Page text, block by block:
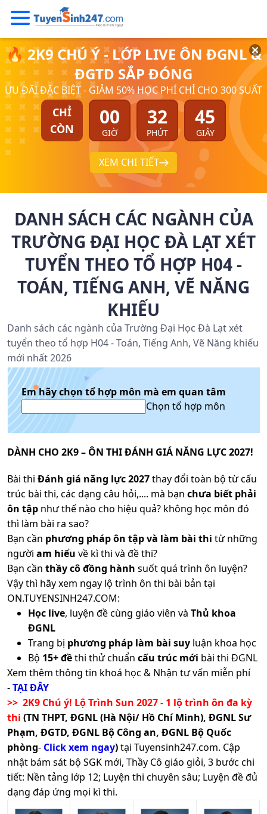
🔥 2K9 CHÚ Ý - LỚP LIVE ÔN ĐGNL &
ĐGTD SẮP ĐÓNG
ƯU ĐÃI ĐẶC BIỆT - GIẢM 50% HỌC PHÍ CHỈ CHO 300 SUẤT
CHỈ
CÒN
00
GIỜ
32
PHÚT
45
GIÂY
XEM CHI TIẾT
DANH SÁCH CÁC NGÀNH CỦA
TRƯỜNG ĐẠI HỌC ĐÀ LẠT XÉT
TUYỂN THEO TỔ HỢP H04 -
TOÁN, TIẾNG ANH, VẼ NĂNG
KHIẾU
Danh sách các ngành của Trường Đại Học Đà Lạt xét
tuyển theo tổ hợp H04 - Toán, Tiếng Anh, Vẽ Năng khiếu
mới nhất 2026
Em hãy chọn tổ hợp môn mà em quan tâm
Chọn tổ hợp môn
DÀNH CHO 2K9 – ÔN THI ĐÁNH GIÁ NĂNG LỰC 2027!
Bài thi Đánh giá năng lực 2027thay đổi toàn bộ từ cấu
trúc bài thi, các dạng câu hỏi,.... mà bạn chưa biết phải
ôn tập như thế nào cho hiệu quả? không học môn đó
thì làm bài ra sao?
Bạn cần phương pháp ôn tập và làm bài thi từ những
người am hiểu về kì thi và đề thi?
Bạn cần thầy cô đồng hành suốt quá trình ôn luyện?
Vậy thì hãy xem ngay lộ trình ôn thi bài bản tại
ON.TUYENSINH247.COM:
Học live, luyện đề cùng giáo viên và Thủ khoa
ĐGNL
Trang bị phương pháp làm bài suy luận khoa học
Bộ 15+ đềthi thử chuẩn cấu trúc mới bài thi ĐGNL
Xem thêm thông tin khoá học & Nhận tư vấn miễn phí
-TẠI ĐÂY
>> 2K9 Chú ý! Lộ Trình Sun 2027 - 1 lộ trình ôn đa kỳ
thi (TN THPT, ĐGNL (Hà Nội/ Hồ Chí Minh), ĐGNL Sư
Phạm, ĐGTD, ĐGNL Bộ Công an, ĐGNL Bộ Quốc
phòng- Click xem ngay)tại Tuyensinh247.com. Cập
nhật bám sát bộ SGK mới, Thầy Cô giáo giỏi, 3 bước chi
tiết: Nền tảng lớp 12; Luyện thi chuyên sâu; Luyện đề đủ
dạng đáp ứng mọi kì thi.